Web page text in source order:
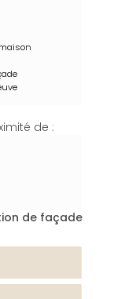
de :
de façade